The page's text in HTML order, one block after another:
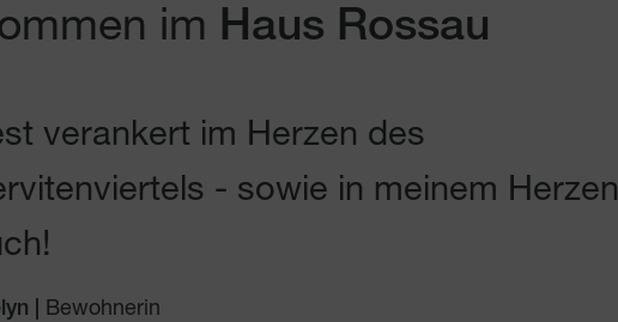
im Haus Rossau
verankert im Herzen des
- sowie in meinem Herzen
| Bewohnerin